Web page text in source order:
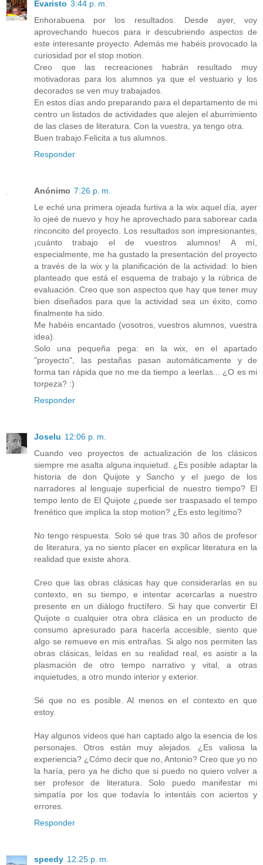
Evaristo 3:44 p. m.
Enhorabuena por los resultados. Desde ayer, voy
aprovechando huecos para ir descubriendo aspectos de
este interesante proyecto. Además me habéis provocado la
curiosidad por el stop motion.
Creo que las recreaciones habrán resultado muy
motivadoras para los alumnos ya que el vestuario y los
decorados se ven muy trabajados.
En estos días ando preparando para el departamento de mi
centro un listados de actividades que alejen el aburrimiento
de las clases de literatura. Con la vuestra, ya tengo otra.
Buen trabajo.Felicita a tus alumnos.
Responder
Anónimo 7:26 p. m.
Le eché una primera ojeada furtiva a la wix aquel día, ayer
lo ojeé de nuevo y hoy he aprovechado para saborear cada
rinconcito del proyecto. Los resultados son impresionantes,
¡cuánto trabajo el de vuestros alumnos! A mí,
especialmente, me ha gustado la presentación del proyecto
a través de la wix y la planificación de la actividad: lo bien
planteado que está el esquema de trabajo y la rúbrica de
evaluación. Creo que son aspectos que hay que tener muy
bien diseñados para que la actividad sea un éxito, como
finalmente ha sido.
Me habéis encantado (vosotros, vuestros alumnos, vuestra
idea).
Solo una pequeña pega: en la wix, en el apartado
"proyecto", las pestañas pasan automáticamente y de
forma tan rápida que no me da tiempo a leerlas... ¿O es mi
torpeza? :)
Responder
Joselu 12:06 p. m.
Cuando veo proyectos de actualización de los clásicos
siempre me asalta alguna inquietud. ¿Es posible adaptar la
historia de don Quijote y Sancho y el juego de los
narradores al lenguaje superficial de nuestro tiempo? El
tempo lento de El Quijote ¿puede ser traspasado el tempo
frenético que implica la stop motion? ¿Es esto legítimo?
No tengo respuesta. Solo sé que tras 30 años de profesor
de literatura, ya no siento placer en explicar literatura en la
realidad que existe ahora.
Creo que las obras clásicas hay que considerarlas en su
contexto, en su tiempo, e intentar acercarlas a nuestro
presente en un diálogo fructífero. Si hay que convertir El
Quijote o cualquier otra obra clásica en un producto de
consumo apresurado para hacerla accesible, siento que
algo se remueve en mis entrañas. Si algo nos permiten las
obras clásicas, leídas en su realidad real, es asistir a la
plasmación de otro tempo narrativo y vital, a otras
inquietudes, a otro mundo interior y exterior.
Sé que no es posible. Al menos en el contexto en que
estoy.
Hay algunos vídeos que han captado algo la esencia de los
personajes. Otros están muy alejados. ¿Es valiosa la
experiencia? ¿Cómo decir que no, Antonio? Creo que yo no
la haría, pero ya he dicho que si puedo no quiero volver a
ser profesor de literatura. Solo puedo manifestar mi
simpatía por los que todavía lo intentáis con aciertos y
errores.
Responder
speedy 12:25 p. m.